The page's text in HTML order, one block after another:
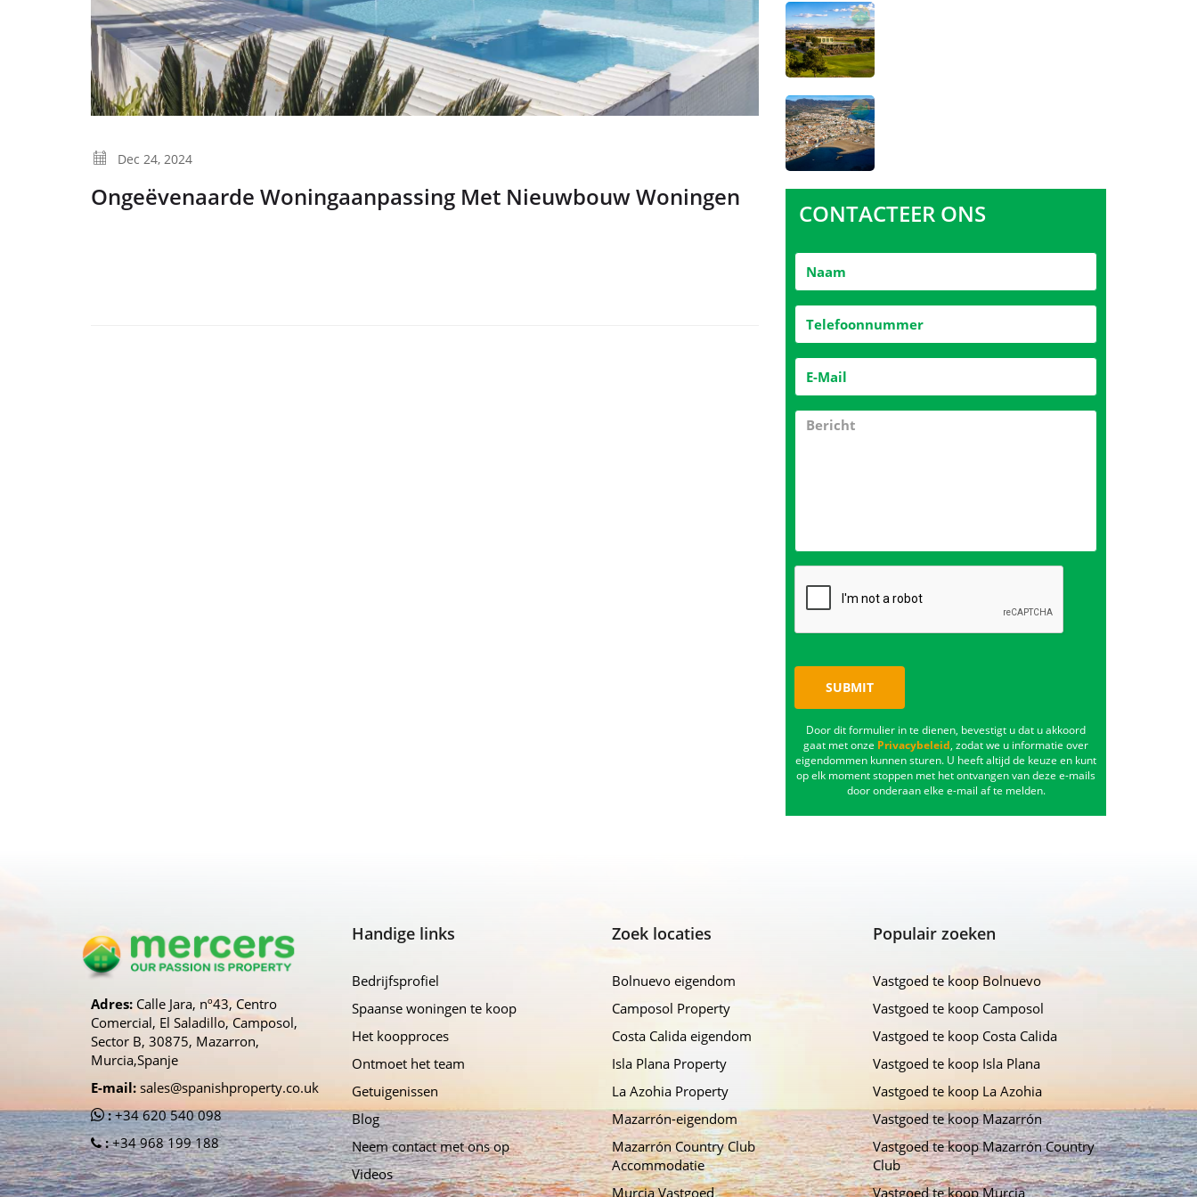
Dec 24, 2024
Ongeëvenaarde Woningaanpassing Met Nieuwbouw Woningen
CONTACTEER ONS
SUBMIT
Door dit formulier in te dienen, bevestigt u dat u akkoord
gaat met onze Privacybeleid, zodat we u informatie over
eigendommen kunnen sturen. U heeft altijd de keuze en kunt
op elk moment stoppen met het ontvangen van deze e-mails
door onderaan elke e-mail af te melden.
Adres: Calle Jara, nº43, Centro
Comercial, El Saladillo, Camposol,
Sector B, 30875, Mazarron,
Murcia,Spanje
E-mail: sales@spanishproperty.co.uk
:+34 620 540 098
:+34 968 199 188
Handige links
Bedrijfsprofiel
Spaanse woningen te koop
Het koopproces
Ontmoet het team
Getuigenissen
Blog
Neem contact met ons op
Videos
Zoek locaties
Bolnuevo eigendom
Camposol Property
Costa Calida eigendom
Isla Plana Property
La Azohia Property
Mazarrón-eigendom
Mazarrón Country Club
Accommodatie
Murcia Vastgoed
Populair zoeken
Vastgoed te koop Bolnuevo
Vastgoed te koop Camposol
Vastgoed te koop Costa Calida
Vastgoed te koop Isla Plana
Vastgoed te koop La Azohia
Vastgoed te koop Mazarrón
Vastgoed te koop Mazarrón Country
Club
Vastgoed te koop Murcia